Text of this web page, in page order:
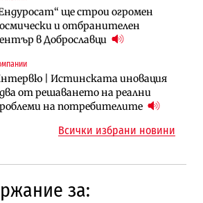
ще строи огромен
и отбранителен
в Доброславци
| Истинската иновация
от решаването на реални
на потребителите
подписа договор за
на Euroapi Italy
възложи промяната на
план за
финанси
20 години застой: Данъчните
на имотите може да бъдат
мост над Варненското
става част от бъдещата
Всички избрани новини
за: